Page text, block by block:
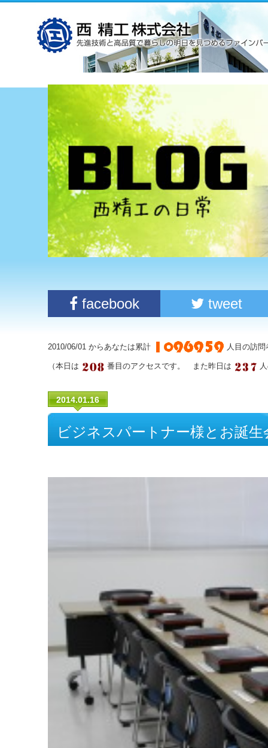
facebook tweet
2010/06/01 からあなたは累計 人目の訪
（本日は 番目のアクセスです。 また昨日は
2014.01.16
ビジネスパートナー様とお誕生